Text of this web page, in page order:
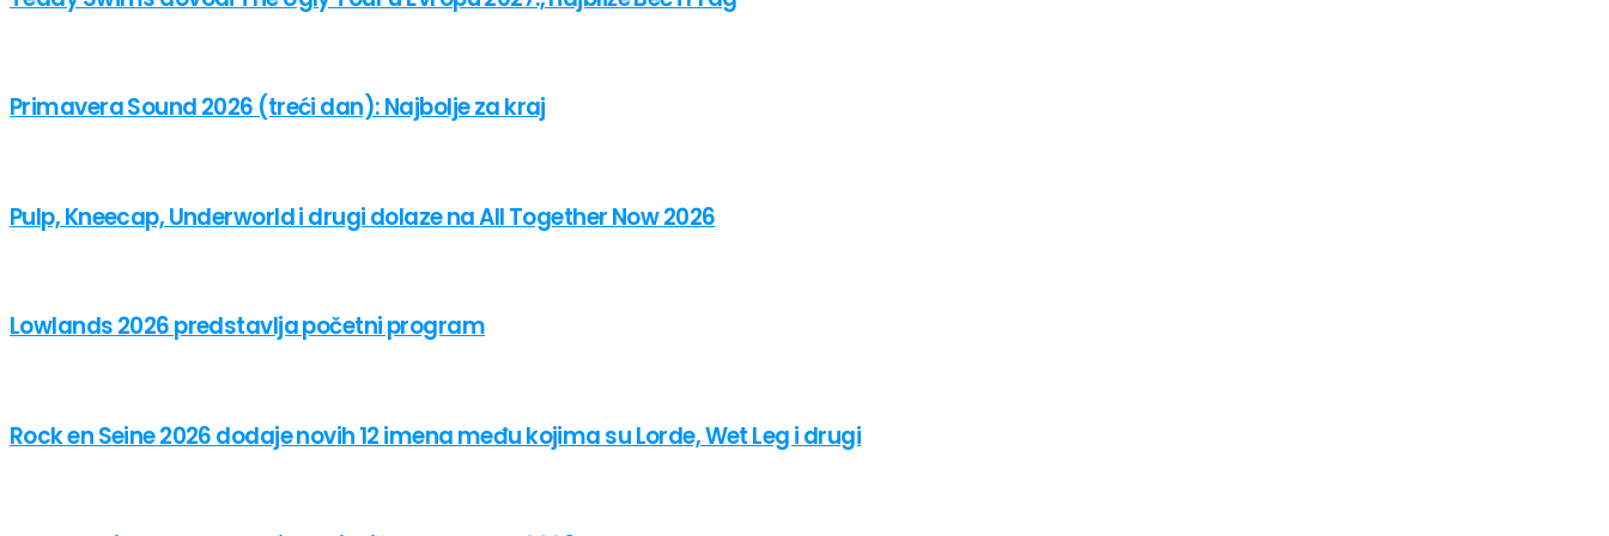
Primavera Sound 2026 (treći dan): Najbolje za kraj
Pulp, Kneecap, Underworld i drugi dolaze na All Together Now 2026
Lowlands 2026 predstavlja početni program
Rock en Seine 2026 dodaje novih 12 imena među kojima su Lorde, Wet Leg i drugi